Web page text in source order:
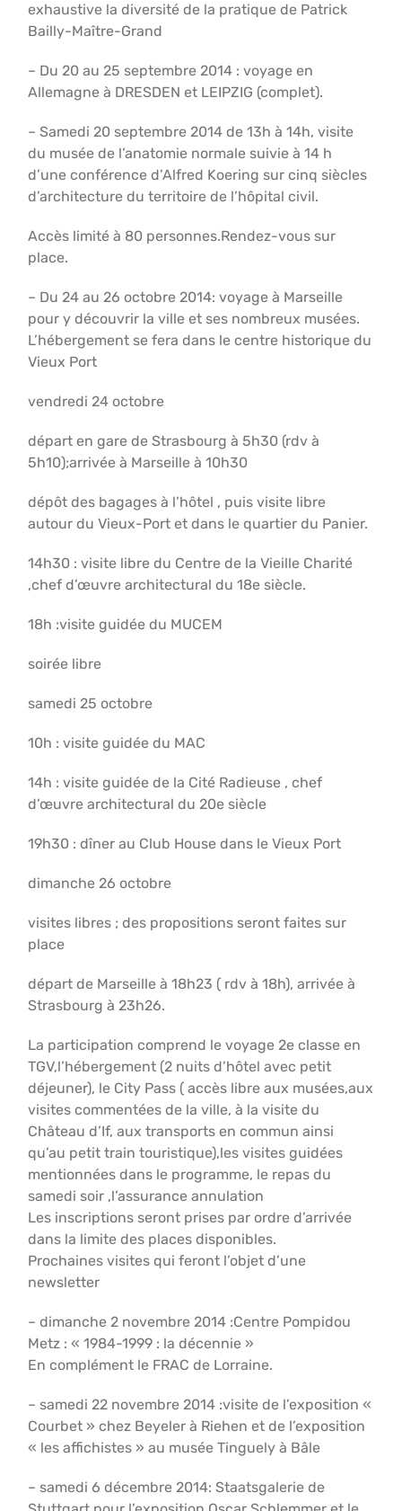
exhaustive la diversité de la pratique de Patrick
Bailly-Maître-Grand
– Du 20 au 25 septembre 2014 : voyage en
Allemagne à DRESDEN et LEIPZIG (complet).
– Samedi 20 septembre 2014 de 13h à 14h, visite
du musée de l’anatomie normale suivie à 14 h
d’une conférence d’Alfred Koering sur cinq siècles
d’architecture du territoire de l’hôpital civil.
Accès limité à 80 personnes.Rendez-vous sur
place.
– Du 24 au 26 octobre 2014: voyage à Marseille
pour y découvrir la ville et ses nombreux musées.
L’hébergement se fera dans le centre historique du
Vieux Port
vendredi 24 octobre
départ en gare de Strasbourg à 5h30 (rdv à
5h10);arrivée à Marseille à 10h30
dépôt des bagages à l’hôtel , puis visite libre
autour du Vieux-Port et dans le quartier du Panier.
14h30 : visite libre du Centre de la Vieille Charité
,chef d’œuvre architectural du 18e siècle.
18h :visite guidée du MUCEM
soirée libre
samedi 25 octobre
10h : visite guidée du MAC
14h : visite guidée de la Cité Radieuse , chef
d’œuvre architectural du 20e siècle
19h30 : dîner au Club House dans le Vieux Port
dimanche 26 octobre
visites libres ; des propositions seront faites sur
place
départ de Marseille à 18h23 ( rdv à 18h), arrivée à
Strasbourg à 23h26.
La participation comprend le voyage 2e classe en
TGV,l’hébergement (2 nuits d’hôtel avec petit
déjeuner), le City Pass ( accès libre aux musées,aux
visites commentées de la ville, à la visite du
Château d’If, aux transports en commun ainsi
qu’au petit train touristique),les visites guidées
mentionnées dans le programme, le repas du
samedi soir ,l’assurance annulation
Les inscriptions seront prises par ordre d’arrivée
dans la limite des places disponibles.
Prochaines visites qui feront l’objet d’une
newsletter
– dimanche 2 novembre 2014 :Centre Pompidou
Metz : « 1984-1999 : la décennie »
En complément le FRAC de Lorraine.
– samedi 22 novembre 2014 :visite de l’exposition «
Courbet » chez Beyeler à Riehen et de l’exposition
« les affichistes » au musée Tinguely à Bâle
– samedi 6 décembre 2014: Staatsgalerie de